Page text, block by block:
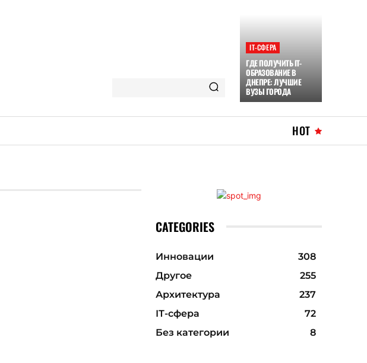
ІТ-СФЕРА
ГДЕ ПОЛУЧИТЬ IT-
ОБРАЗОВАНИЕ В
ДНЕПРЕ: ЛУЧШИЕ
ВУЗЫ ГОРОДА
HOT
CATEGORIES
Инновации
308
Другое
255
Архитектура
237
ІТ-сфера
72
Без категории
8